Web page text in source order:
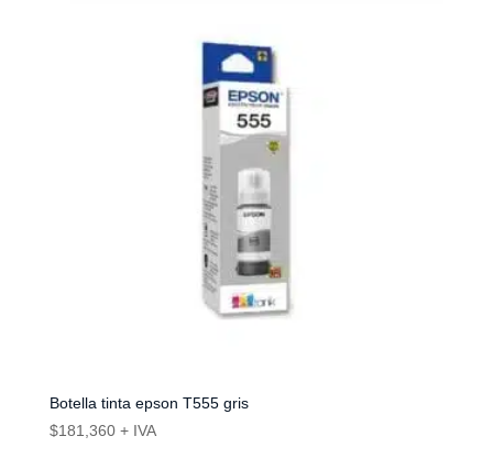
Botella tinta epson T555 gris
$181,360 + IVA